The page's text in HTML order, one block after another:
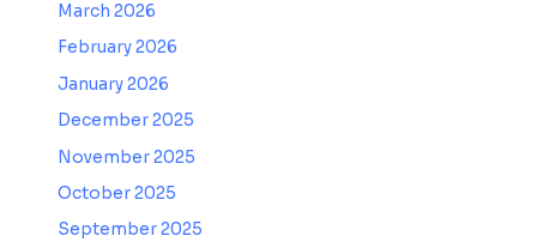
March 2026
February 2026
January 2026
December 2025
November 2025
October 2025
September 2025